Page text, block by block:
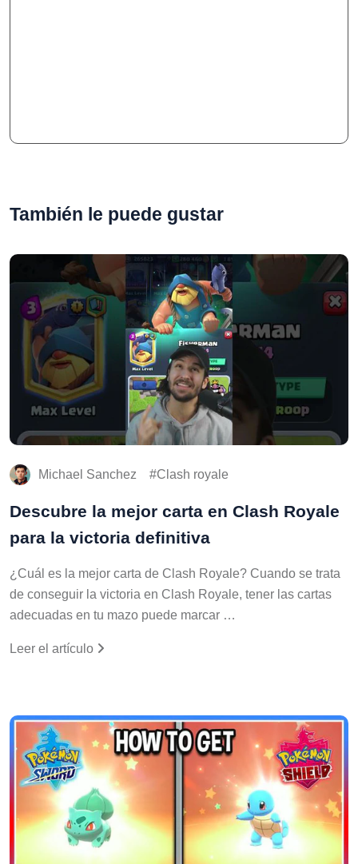
También le puede gustar
Michael Sanchez Clash royale
Descubre la mejor carta en Clash Royale
para la victoria definitiva
¿Cuál es la mejor carta de Clash Royale? Cuando se trata
de conseguir la victoria en Clash Royale, tener las cartas
adecuadas en tu mazo puede marcar …
Leer el artículo